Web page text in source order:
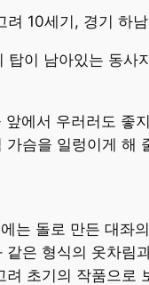
려 10세기, 경기 하
탑이 남아있는 동사
에서 우러러도 좋
슴을 일렁이게 해
는 돌로 만든 대좌
은 형식의 옷차림
초기의 작품으로